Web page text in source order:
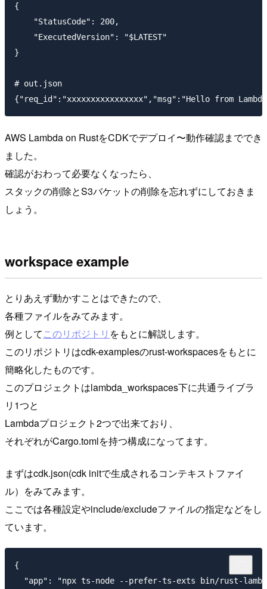
{
    "StatusCode": 200,
    "ExecutedVersion": "$LATEST"
}
# out.json
AWS Lambda on RustをCDKでデプロイ〜動作確認まででき
ました。
確認がおわって必要なくなったら、
スタックの削除とS3バケットの削除を忘れずにしておきま
しょう。
workspace example
とりあえず動かすことはできたので、
各種ファイルをみてみます。
例としてこのリポジトリ をもとに解説します。
このリポジトリはcdk-examplesのrust-workspacesをもとに
簡略化したものです。
このプロジェクトはlambda_workspaces下に共通ライブラ
リ1つと
Lambdaプロジェクト2つで出来ており、
それぞれがCargo.tomlを持つ構成になってます。
まずはcdk.json(cdk initで生成されるコンテキストファイ
ル）をみてみます。
ここでは各種設定やinclude/excludeファイルの指定などをし
ています。
{
"app": "npx ts-node --prefer-ts-exts bin/rust-